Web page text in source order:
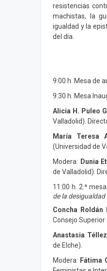
resistencias
machistas, la
igualdad y la
del día.
9:00 h. Mesa de
9:30 h. Mesa
Alicia H. Puleo
Valladolid).
María Teresa
(Universidad de
Modera: Dunia
de Valladolid).
11:00 h. 2.ª mesa.
de la desigualdad
Concha Roldán
Consejo Superior
Anastasia
de Elche).
Modera: Fátima